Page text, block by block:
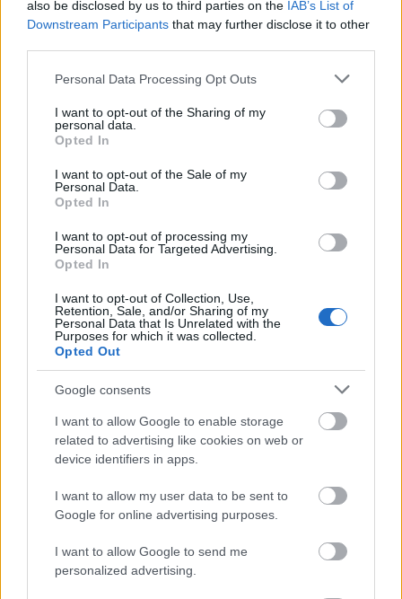
also be disclosed by us to third parties on the IAB’s List of
Downstream Participants that may further disclose it to other
Please note that this website/app uses one or more Google
not limited to your visit or usage behaviour. You may click to
grant or deny consent to Google and its third-party tags to
use your data for below specified purposes in below Google
consent section.
Personal Data Processing Opt Outs
I want to opt-out of the Sharing of my
personal data.
Opted In
I want to opt-out of the Sale of my
Personal Data.
Opted In
I want to opt-out of processing my
Personal Data for Targeted Advertising.
Opted In
I want to opt-out of Collection, Use,
Retention, Sale, and/or Sharing of my
Personal Data that Is Unrelated with the
Purposes for which it was collected.
Opted Out
Google consents
I want to allow Google to enable storage
related to advertising like cookies on web or
device identifiers in apps.
I want to allow my user data to be sent to
Google for online advertising purposes.
I want to allow Google to send me
personalized advertising.
Γλωσσών για ενήλικες στην Ελλάδα
ΑΣΕΠ: Πιστοποίηση Αγγλικών σε